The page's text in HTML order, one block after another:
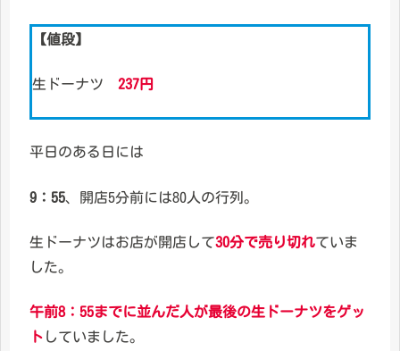
【値段】
生ドーナツ 237円
平日のある日には
9：55、開店5分前には80人の行列。
生ドーナツはお店が開店して30分で売り切れていま
した。
午前8：55までに並んだ人が最後の生ドーナツをゲッ
ト していました。